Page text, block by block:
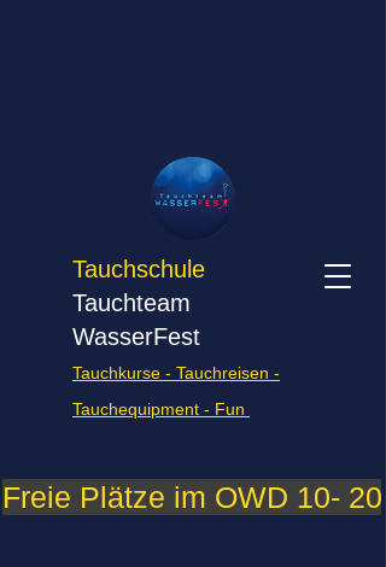
Tauchschule
Tauchteam
WasserFest
Tauchkurse - Tauchreisen -
Tauchequipment - Fun
Freie Plätze im OWD 10-